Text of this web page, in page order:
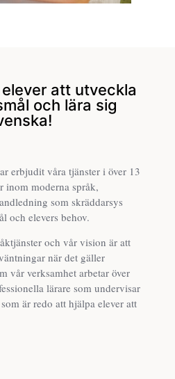
att utveckla
och lära sig
erbjudit våra tjänster i över 13
inom moderna språk,
som skräddarsys
och elevers behov.
och vår vision är att
när det gäller
vår verksamhet arbetar över
lärare som undervisar
är redo att hjälpa elever att